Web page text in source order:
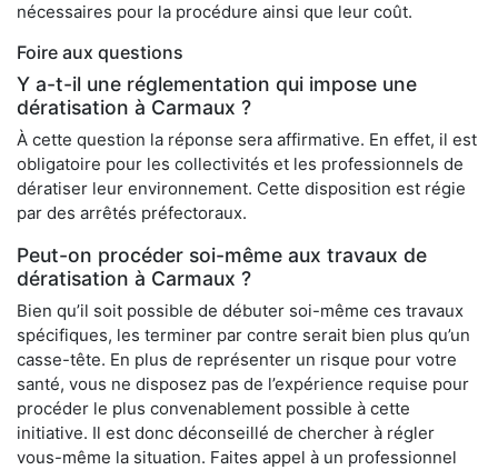
nécessaires pour la procédure ainsi que leur coût.
Foire aux questions
Y a-t-il une réglementation qui impose une
dératisation à Carmaux ?
À cette question la réponse sera affirmative. En effet, il est
obligatoire pour les collectivités et les professionnels de
dératiser leur environnement. Cette disposition est régie
par des arrêtés préfectoraux.
Peut-on procéder soi-même aux travaux de
dératisation à Carmaux ?
Bien qu’il soit possible de débuter soi-même ces travaux
spécifiques, les terminer par contre serait bien plus qu’un
casse-tête. En plus de représenter un risque pour votre
santé, vous ne disposez pas de l’expérience requise pour
procéder le plus convenablement possible à cette
initiative. Il est donc déconseillé de chercher à régler
vous-même la situation. Faites appel à un professionnel